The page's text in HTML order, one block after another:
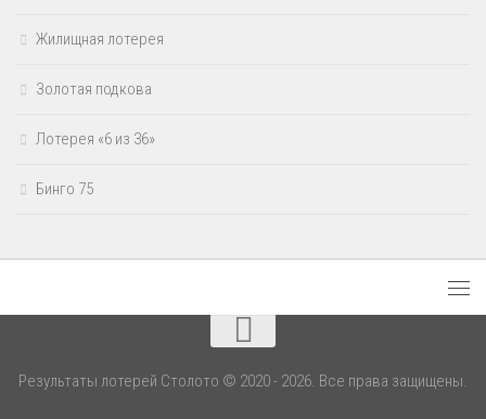
Жилищная лотерея
Золотая подкова
Лотерея «6 из 36»
Бинго 75
Результаты лотерей Столото © 2020 - 2026. Все права защищены.